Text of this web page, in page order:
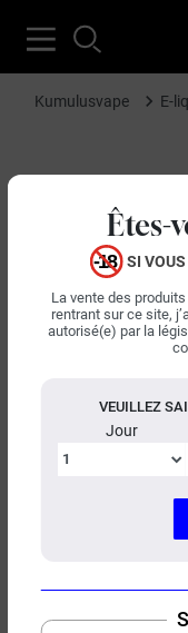
Êtes-
SI
La vente des
rentrant sur ce site,
autorisé(e) par la
VEUILLEZ
Jour
Kumulusvape E-